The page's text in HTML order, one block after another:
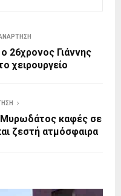
26χρονος Γιάννης
χειρουργείο
Μυρωδάτος καφές σε
ζεστή ατμόσφαιρα